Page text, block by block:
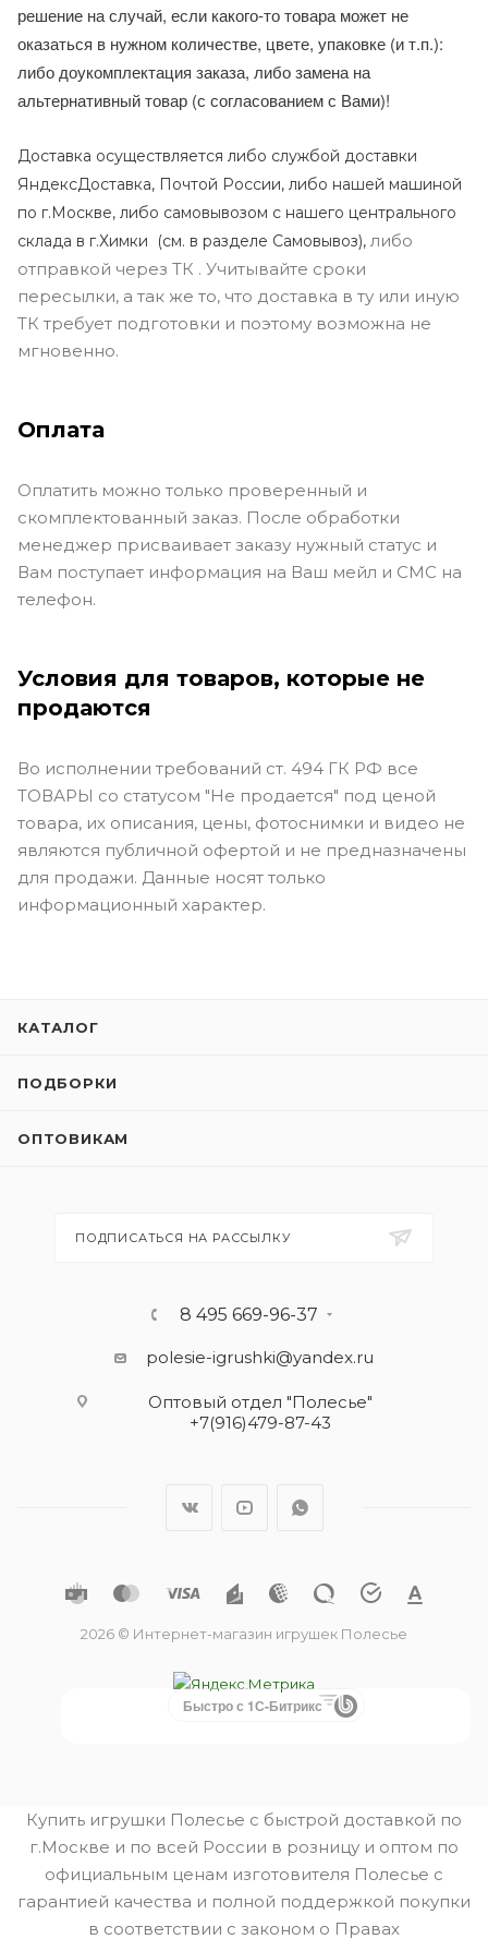
решение на случай, если какого-то товара может не
оказаться в нужном количестве, цвете, упаковке (и т.п.):
либо доукомплектация заказа, либо замена на
альтернативный товар (с согласованием с Вами)!
Доставка осуществляется либо службой доставки
ЯндексДоставка, Почтой России, либо нашей машиной
по г.Москве, либо самовывозом с нашего центрального
склада в г.Химки (см. в разделе Самовывоз), либо
отправкой через ТК . Учитывайте сроки
пересылки, а так же то, что доставка в ту или иную
ТК требует подготовки и поэтому возможна не
мгновенно.
Оплата
Оплатить можно только проверенный и
скомплектованный заказ. После обработки
менеджер присваивает заказу нужный статус и
Вам поступает информация на Ваш мейл и СМС на
телефон.
Условия для товаров, которые не
продаются
Во исполнении требований ст. 494 ГК РФ все
ТОВАРЫ со статусом "Не продается" под ценой
товара, их описания, цены, фотоснимки и видео не
являются публичной офертой и не предназначены
для продажи. Данные носят только
информационный характер.
КАТАЛОГ
ПОДБОРКИ
ОПТОВИКАМ
ПОДПИСАТЬСЯ НА РАССЫЛКУ
8 495 669-96-37
polesie-igrushki@yandex.ru
Оптовый отдел "Полесье"
+7(916)479-87-43
2026 © Интернет-магазин игрушек Полесье
Быстро с 1С-Битрикс
Купить игрушки Полесье с быстрой доставкой по
г.Москве и по всей России в розницу и оптом по
официальным ценам изготовителя Полесье с
гарантией качества и полной поддержкой покупки
в соответствии с законом о Правах